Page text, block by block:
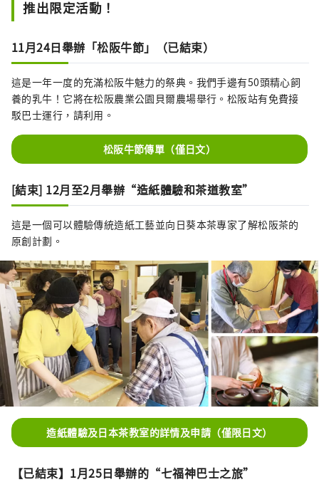
推出限定活動！
11月24日舉辦「松阪牛節」（已結束）
這是一年一度的充滿松阪牛魅力的祭典。我們手邊有50頭精心飼
養的乳牛！它將在松阪農業公園貝爾農場舉行。松阪站有免費接
駁巴士運行，請利用。
松阪牛節傳單（僅日文）
[結束] 12月至2月舉辦“造紙體驗和茶道教室”
這是一個可以體驗傳統造紙工藝並向日葵本茶專家了解松阪茶的
原創計劃。
造紙體驗及日本茶教室的詳情及申請（僅限日文）
【已結束】1月25日舉辦的“七福神巴士之旅”